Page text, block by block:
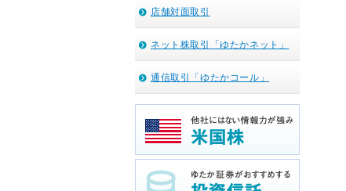
店舗対面取引
ネット株取引「ゆたかネット」
通信取引「ゆたかコール」